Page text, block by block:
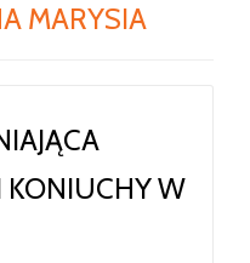
MARYSIA
KONIUCHY W